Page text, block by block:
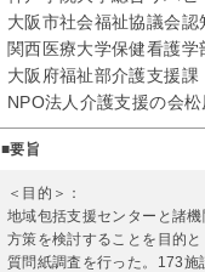
大阪市社会福祉協議会
関西医療大学保健看
大阪府福祉部介護支
NPO法人介護支援の
■要旨
＜目的＞：
地域包括支援センターと諸
方策を検討することを目的
質問紙調査を行った。173